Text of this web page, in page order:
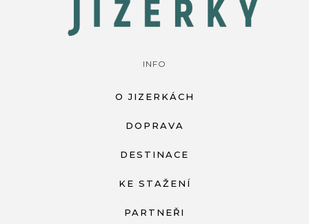
INFO
O JIZERKÁCH
DOPRAVA
DESTINACE
KE STAŽENÍ
PARTNEŘI